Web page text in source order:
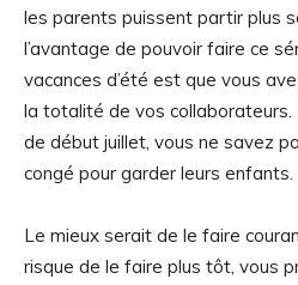
les parents puissent partir plus
l’avantage de pouvoir faire ce
vacances d’été est que vous
la totalité de vos collaborateurs.
de début juillet, vous ne savez
congé pour garder leurs enfants.
Le mieux serait de le faire
risque de le faire plus tôt, vous